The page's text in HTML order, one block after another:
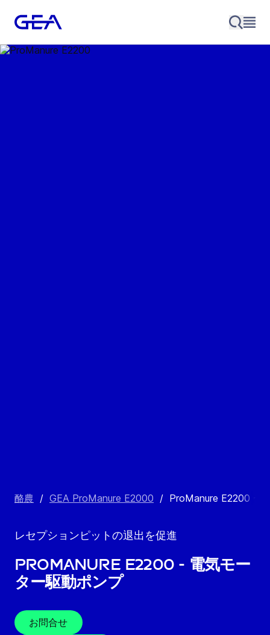
酪農 / GEA ProManure E2000 / ProManure E2200 -
レセプションピットの退出を促進
ProManure E2200 - 電気モー
ター駆動ポンプ
お問合せ